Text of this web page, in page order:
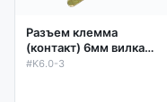
Разъем клемма
(контакт) 6мм вилка
латунь под винт
#K6.0-3